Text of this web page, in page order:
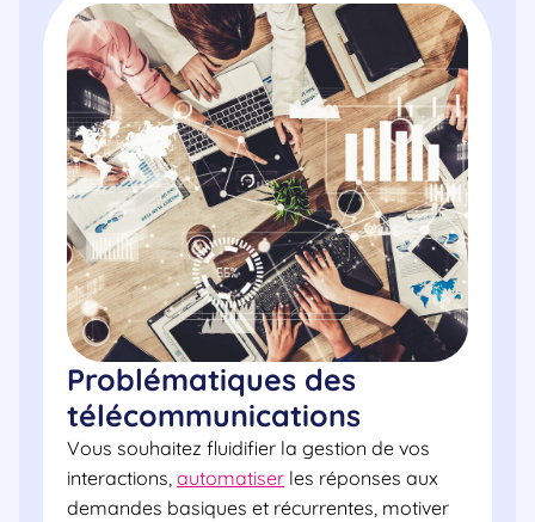
Problématiques des
télécommunications
Vous souhaitez fluidifier la gestion de vos
interactions, automatiser les réponses aux
demandes basiques et récurrentes, motiver